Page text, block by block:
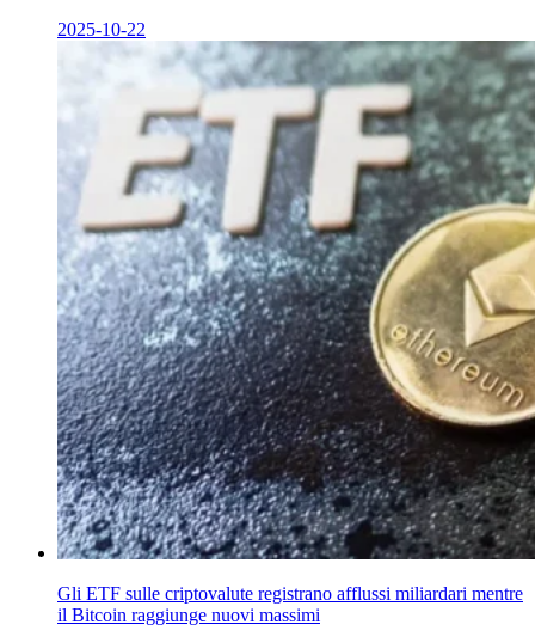
2025-10-22
Gli ETF sulle criptovalute registrano afflussi miliardari mentre
il Bitcoin raggiunge nuovi massimi